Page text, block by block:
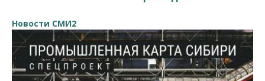
Новости СМИ2